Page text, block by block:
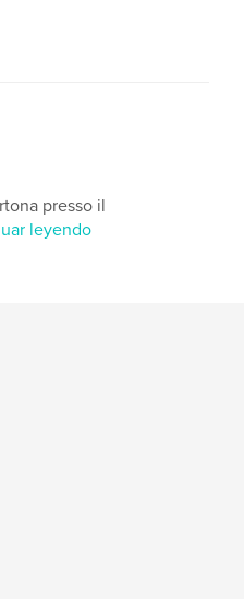
presso il
leyendo